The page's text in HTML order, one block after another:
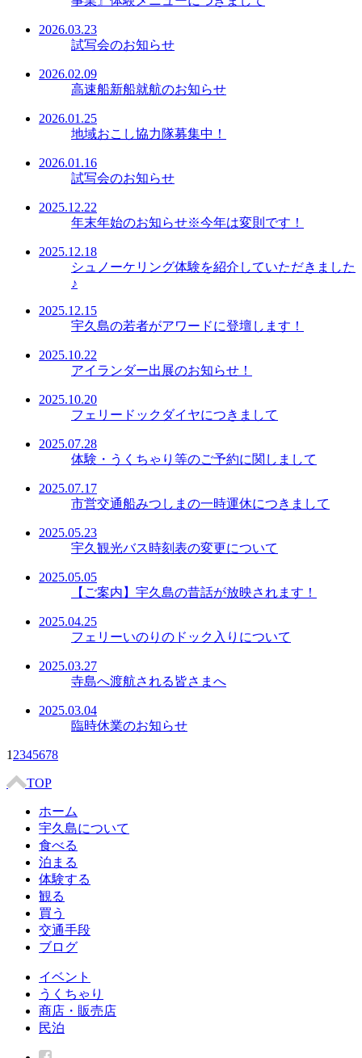
2026.03.23
試写会のお知らせ
2026.02.09
高速船新船就航のお知らせ
2026.01.25
地域おこし協力隊募集中！
2026.01.16
試写会のお知らせ
2025.12.22
年末年始のお知らせ※今年は変則です！
2025.12.18
シュノーケリング体験を紹介していただきました
♪
2025.12.15
宇久島の若者がアワードに登壇します！
2025.10.22
アイランダー出展のお知らせ！
2025.10.20
フェリードックダイヤにつきまして
2025.07.28
体験・うくちゃり等のご予約に関しまして
2025.07.17
市営交通船みつしまの一時運休につきまして
2025.05.23
宇久観光バス時刻表の変更について
2025.05.05
【ご案内】宇久島の昔話が放映されます！
2025.04.25
フェリーいのりのドック入りについて
2025.03.27
寺島へ渡航される皆さまへ
2025.03.04
臨時休業のお知らせ
1 2345678
TOP
ホーム
宇久島について
食べる
泊まる
体験する
観る
買う
交通手段
ブログ
イベント
うくちゃり
商店・販売店
民泊